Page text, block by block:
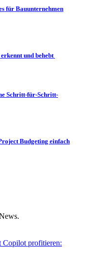
für Bauunternehmen
und behebt
Schritt-für-Schritt-
Budgeting einfach